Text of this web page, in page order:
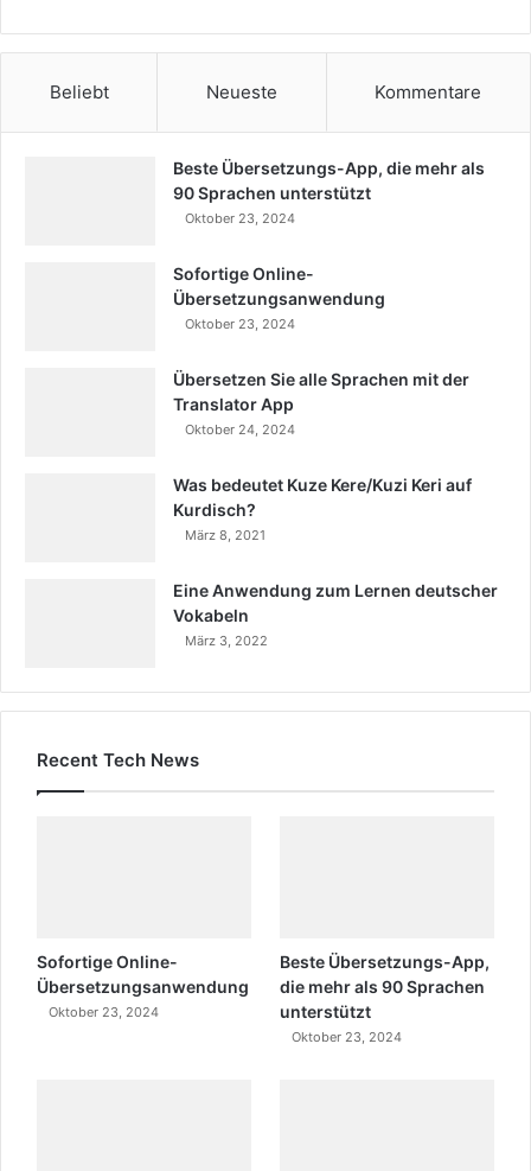
Beliebt Neueste Kommentare
Beste Übersetzungs-App, die mehr als
90 Sprachen unterstützt
Oktober 23, 2024
Sofortige Online-
Übersetzungsanwendung
Oktober 23, 2024
Übersetzen Sie alle Sprachen mit der
Translator App
Oktober 24, 2024
Was bedeutet Kuze Kere/Kuzi Keri auf
Kurdisch?
März 8, 2021
Eine Anwendung zum Lernen deutscher
Vokabeln
März 3, 2022
Recent Tech News
Sofortige Online-
Übersetzungsanwendung
Oktober 23, 2024
Beste Übersetzungs-App,
die mehr als 90 Sprachen
unterstützt
Oktober 23, 2024